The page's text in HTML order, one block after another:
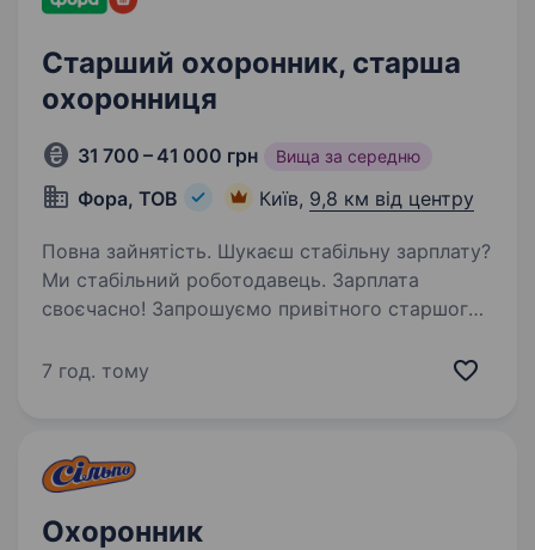
Старший охоронник, старша
охоронниця
31 700 – 41 000 грн Вища за середню
Фора, ТОВ Київ, 9,8 км від центру
Повна зайнятість. Шукаєш стабільну зарплату?
Ми стабільний роботодавець. Зарплата
своєчасно! Запрошуємо привітного старшого
Працюємо, щоб на полицях завжди були свіжі
7 год. тому
Охоронник